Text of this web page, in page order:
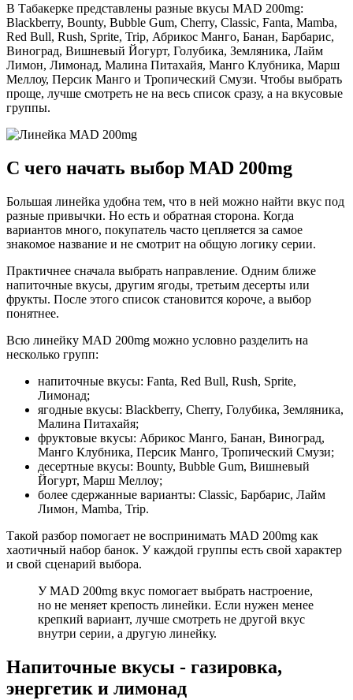
В Табакерке представлены разные вкусы MAD 200mg:
Blackberry, Bounty, Bubble Gum, Cherry, Classic, Fanta, Mamba,
Red Bull, Rush, Sprite, Trip, Абрикос Манго, Банан, Барбарис,
Виноград, Вишневый Йогурт, Голубика, Земляника, Лайм
Лимон, Лимонад, Малина Питахайя, Манго Клубника, Марш
Меллоу, Персик Манго и Тропический Смузи. Чтобы выбрать
проще, лучше смотреть не на весь список сразу, а на вкусовые
группы.
С чего начать выбор MAD 200mg
Большая линейка удобна тем, что в ней можно найти вкус под
разные привычки. Но есть и обратная сторона. Когда
вариантов много, покупатель часто цепляется за самое
знакомое название и не смотрит на общую логику серии.
Практичнее сначала выбрать направление. Одним ближе
напиточные вкусы, другим ягоды, третьим десерты или
фрукты. После этого список становится короче, а выбор
понятнее.
Всю линейку MAD 200mg можно условно разделить на
несколько групп:
напиточные вкусы: Fanta, Red Bull, Rush, Sprite,
Лимонад;
ягодные вкусы: Blackberry, Cherry, Голубика, Земляника,
Малина Питахайя;
фруктовые вкусы: Абрикос Манго, Банан, Виноград,
Манго Клубника, Персик Манго, Тропический Смузи;
десертные вкусы: Bounty, Bubble Gum, Вишневый
Йогурт, Марш Меллоу;
более сдержанные варианты: Classic, Барбарис, Лайм
Лимон, Mamba, Trip.
Такой разбор помогает не воспринимать MAD 200mg как
хаотичный набор банок. У каждой группы есть свой характер
и свой сценарий выбора.
У MAD 200mg вкус помогает выбрать настроение,
но не меняет крепость линейки. Если нужен менее
крепкий вариант, лучше смотреть не другой вкус
внутри серии, а другую линейку.
Напиточные вкусы - газировка,
энергетик и лимонад